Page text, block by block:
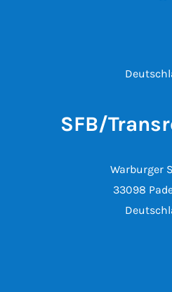
SFB/
Warburger
33098